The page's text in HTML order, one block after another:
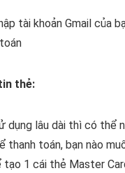
tài khoản Gmail của
thẻ:
dụng lâu dài thì có thể
thanh toán, bạn nào
1 cái thẻ Master